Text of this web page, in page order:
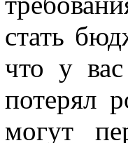
стать
что у
потерял
могут